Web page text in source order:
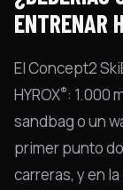
ENTRENAR
El Concept2
HYROX®: 1.000
sandbag o un
primer punto
carreras, y en